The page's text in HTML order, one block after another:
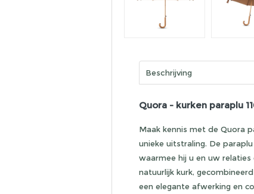
Beschrijving
Quora - kurken paraplu
Maak kennis met de Quora
unieke uitstraling. De
waarmee hij u en uw
natuurlijk kurk,
een elegante afwerking en